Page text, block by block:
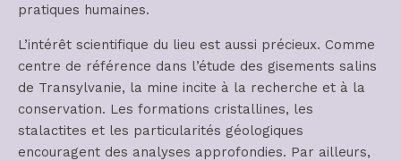
pratiques humaines.
L’intérêt scientifique du lieu est aussi précieux. Comme
centre de référence dans l’étude des gisements salins
de Transylvanie, la mine incite à la recherche et à la
conservation. Les formations cristallines, les
stalactites et les particularités géologiques
encouragent des analyses approfondies. Par ailleurs,